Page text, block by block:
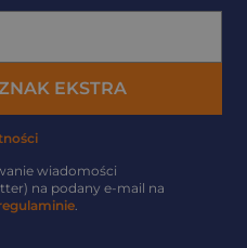
EKSTRA
wiadomości
na podany e-mail na
.